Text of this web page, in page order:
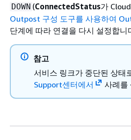
DOWN (ConnectedStatus가
Outpost 구성 도구를 사용하여
단계에 따라 연결을 다시 설정합니
참고
서비스 링크가 중단된 상태
Support센터에서
사례를